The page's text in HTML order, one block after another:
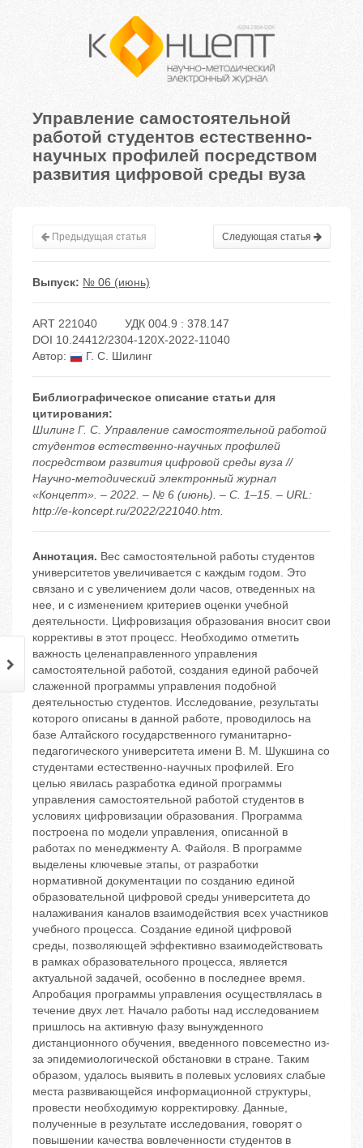
Управление самостоятельной
работой студентов естественно-
научных профилей посредством
развития цифровой среды вуза
Предыдущая статья Следующая статья
Выпуск: № 06 (июнь)
ART 221040
УДК 004.9 : 378.147
DOI 10.24412/2304-120X-2022-11040
Автор:
Г. С. Шилинг
Библиографическое описание статьи для
цитирования:
Шилинг Г. С. Управление самостоятельной работой
студентов естественно-научных профилей
посредством развития цифровой среды вуза //
Научно-методический электронный журнал
«Концепт». – 2022. – № 6 (июнь). – С. 1–15. – URL:
http://e-koncept.ru/2022/221040.htm.
Аннотация. Вес самостоятельной работы студентов
университетов увеличивается с каждым годом. Это
связано и с увеличением доли часов, отведенных на
нее, и с изменением критериев оценки учебной
деятельности. Цифровизация образования вносит свои
коррективы в этот процесс. Необходимо отметить
важность целенаправленного управления
самостоятельной работой, создания единой рабочей
слаженной программы управления подобной
деятельностью студентов. Исследование, результаты
которого описаны в данной работе, проводилось на
базе Алтайского государственного гуманитарно-
педагогического университета имени В. М. Шукшина со
студентами естественно-научных профилей. Его
целью явилась разработка единой программы
управления самостоятельной работой студентов в
условиях цифровизации образования. Программа
построена по модели управления, описанной в
работах по менеджменту А. Файоля. В программе
выделены ключевые этапы, от разработки
нормативной документации по созданию единой
образовательной цифровой среды университета до
налаживания каналов взаимодействия всех участников
учебного процесса. Создание единой цифровой
среды, позволяющей эффективно взаимодействовать
в рамках образовательного процесса, является
актуальной задачей, особенно в последнее время.
Апробация программы управления осуществлялась в
течение двух лет. Начало работы над исследованием
пришлось на активную фазу вынужденного
дистанционного обучения, введенного повсеместно из-
за эпидемиологической обстановки в стране. Таким
образом, удалось выявить в полевых условиях слабые
места развивающейся информационной структуры,
провести необходимую корректировку. Данные,
полученные в результате исследования, говорят о
повышении качества вовлеченности студентов в